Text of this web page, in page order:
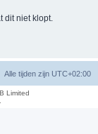
dit niet klopt.
Alle tijden zijn UTC+02:00
Limited